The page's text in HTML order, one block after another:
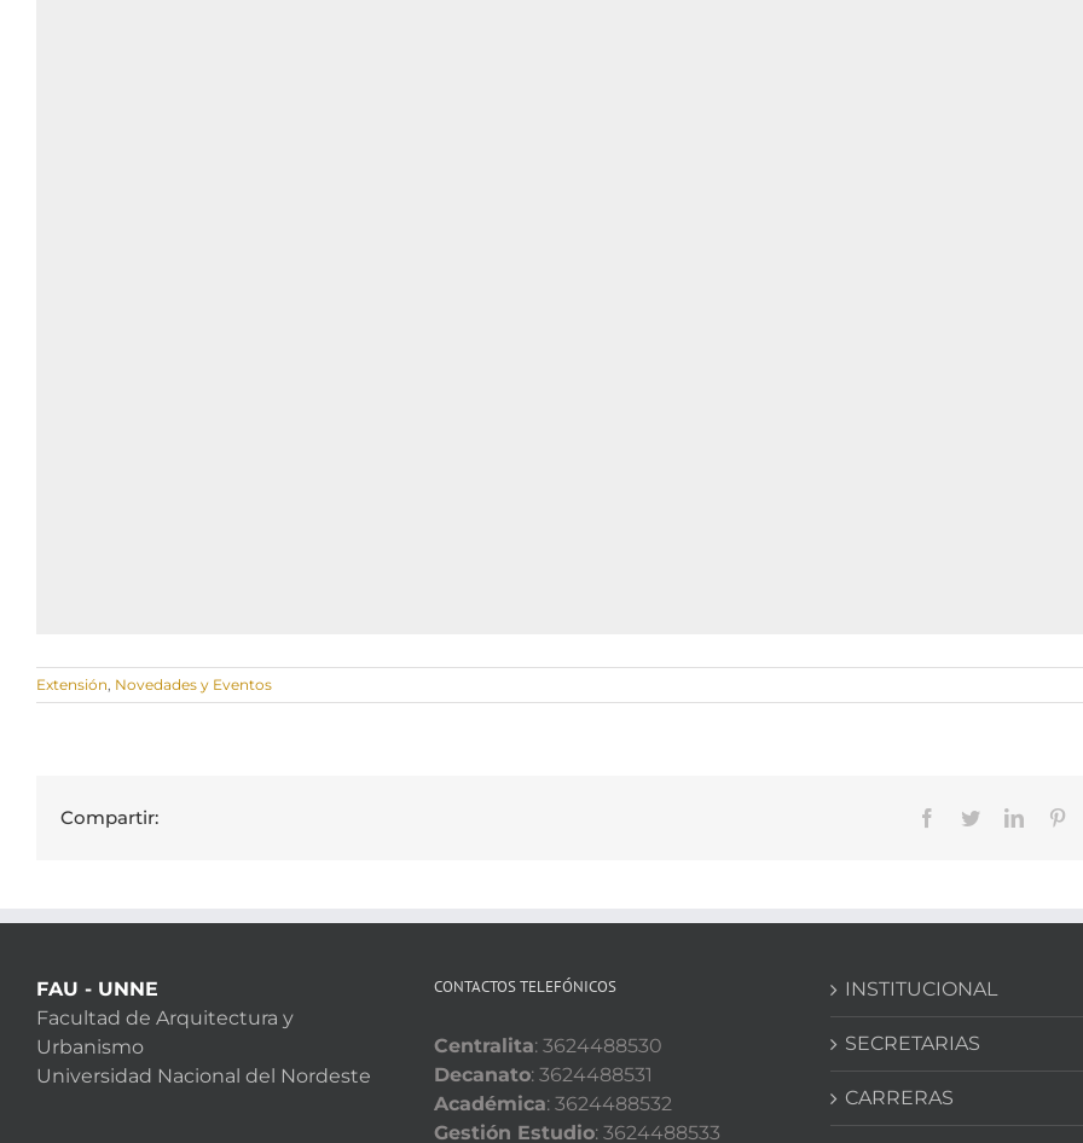
Extensión Novedades y Eventos
Compartir: Facebook
Twitter
FAU - UNNE
Facultad de Arquitectura y
Urbanismo
Universidad Nacional del Nordeste
CONTACTOS TELEFÓNICOS
Centralita: 3624488530
Decanato: 3624488531
Académica: 3624488532
Gestión Estudio: 3624488533
INSTITUCIONAL
SECRETARIAS
CARRERAS